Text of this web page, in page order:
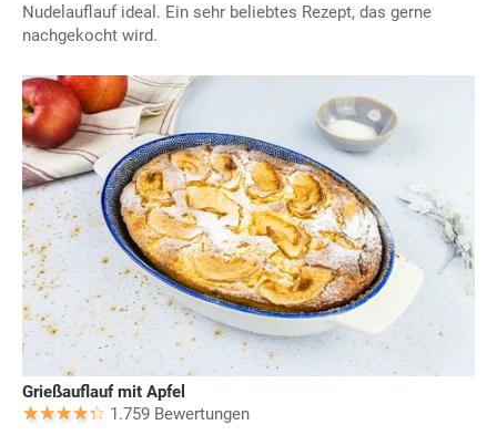
Nudelauflauf ideal. Ein sehr beliebtes Rezept, das gerne
nachgekocht wird.
Grießauflauf mit Apfel
1.759 Bewertungen